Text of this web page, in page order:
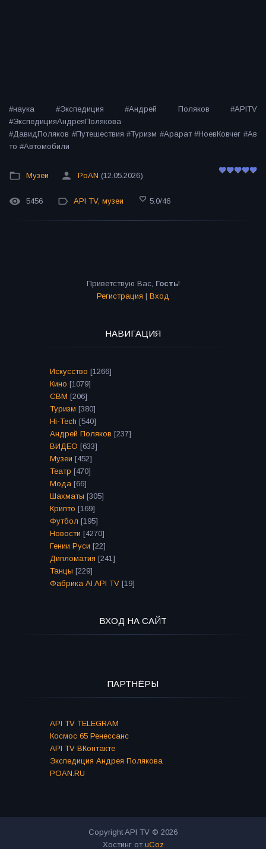
#наука #Экспедиция #Андрей Поляков #APITV
#ЭкспедицияАндреяПолякова
#ДавидПоляков #Путешествия #Туризм #Арарат #НоевКовчег #Ав
то #Автомобили
Музеи PoAN (12.05.2026)
5456 API TV, музеи 5.0/46
Приветствую Вас, Гость!
Регистрация | Вход
НАВИГАЦИЯ
Искусство [1266]
Кино [1079]
СВМ [206]
Туризм [380]
Hi-Tech [540]
Андрей Поляков [237]
ВИДЕО [633]
Музеи [452]
Театр [470]
Мода [66]
Шахматы [305]
Крипто [169]
Футбол [195]
Новости [4270]
Гении Руси [22]
Дипломатия [241]
Танцы [229]
Фабрика AI API TV [19]
ВХОД НА САЙТ
ПАРТНЁРЫ
API TV TELEGRAM
Космос 65 Ренессанс
API TV ВКонтакте
Экспедиция Андрея Полякова
POAN.RU
Copyright API TV © 2026
Хостинг от uCoz